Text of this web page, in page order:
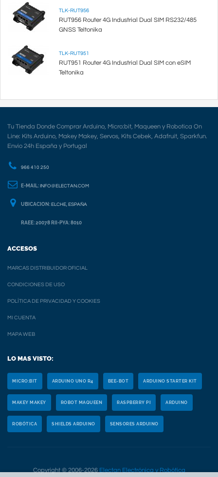
TLK-RUT956
RUT956 Router 4G Industrial Dual SIM RS232/485
GNSS Teltonika
TLK-RUT951
RUT951 Router 4G Industrial Dual SIM con eSIM
Teltonika
Tu Tienda Donde Comprar Arduino, Micro:bit, Maqueen y Robotica On
Line: Kits Arduino, Makey Makey, Servos, Kits Cebek, Adafruit, Sparkfun.
Envio 24h España y Portugal
966 410 250
E-MAIL: INFO@ELECTAN.COM
UBICACION: ELCHE, ESPAÑA
RAEE: 20078 RII-PYA: 8010
ACCESOS
MARCAS DISTRIBUIDOR OFICIAL
CONDICIONES DE USO
POLÍTICA DE PRIVACIDAD Y COOKIES
MI CUENTA
MAPA WEB
LO MAS VISTO:
MICRO:BIT ARDUINO UNO R4 BEE-BOT ARDUINO STARTER KIT
MAKEY MAKEY ROBOT MAQUEEN RASPBERRY PI ARDUINO
ROBÓTICA SHIELDS ARDUINO SENSORES ARDUINO
Copyright © 2006-2026 Electan Electrónica y Robótica